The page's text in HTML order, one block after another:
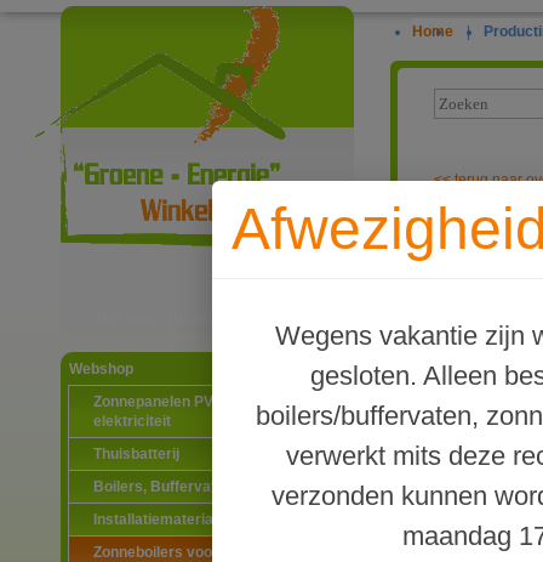
Webshop
Zonnepanelen PV-systemen
elektriciteit
Thuisbatterij
Boilers, Buffervaten en toebehoren
Installatiematerialen
Zonneboilers voor warmtapwater en
Home |
Wegens vakantie zijn
gesloten. Alleen
boilers/buffervaten,
verwerkt mits deze
verzonden kunnen
maandag
<<terug naar
Flexibele